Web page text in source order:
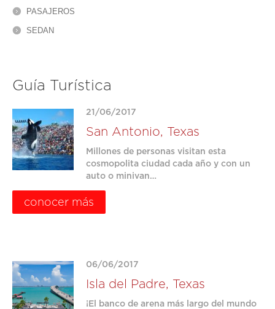
PASAJEROS
SEDAN
Guía Turística
21/06/2017
San Antonio, Texas
Millones de personas visitan esta
cosmopolita ciudad cada año y con un
auto o minivan…
conocer más
06/06/2017
Isla del Padre, Texas
¡El banco de arena más largo del mundo